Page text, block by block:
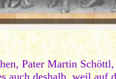
Pater Martin
auch deshalb, weil